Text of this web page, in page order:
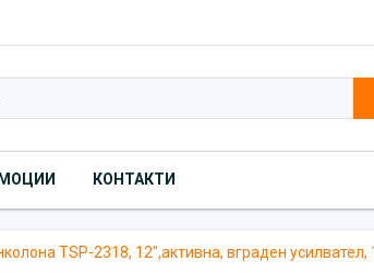
КОНТАКТИ
TSP-2318, 12",активна, вграден